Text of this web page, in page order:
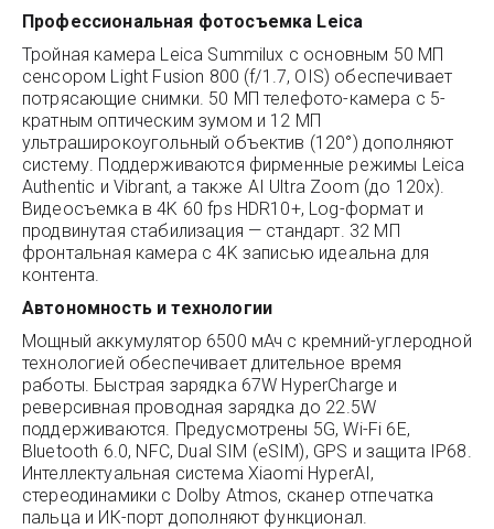
Профессиональная фотосъемка Leica
Тройная камера Leica Summilux с основным 50 МП
сенсором Light Fusion 800 (f/1.7, OIS) обеспечивает
потрясающие снимки. 50 МП телефото-камера с 5-
кратным оптическим зумом и 12 МП
ультраширокоугольный объектив (120°) дополняют
систему. Поддерживаются фирменные режимы Leica
Authentic и Vibrant, а также AI Ultra Zoom (до 120x).
Видеосъемка в 4K 60 fps HDR10+, Log-формат и
продвинутая стабилизация — стандарт. 32 МП
фронтальная камера с 4K записью идеальна для
контента.
Автономность и технологии
Мощный аккумулятор 6500 мАч с кремний-углеродной
технологией обеспечивает длительное время
работы. Быстрая зарядка 67W HyperCharge и
реверсивная проводная зарядка до 22.5W
поддерживаются. Предусмотрены 5G, Wi-Fi 6E,
Bluetooth 6.0, NFC, Dual SIM (eSIM), GPS и защита IP68.
Интеллектуальная система Xiaomi HyperAI,
стереодинамики с Dolby Atmos, сканер отпечатка
пальца и ИК-порт дополняют функционал.